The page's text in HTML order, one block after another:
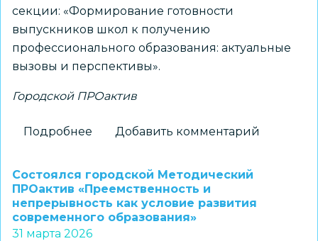
секции: «Формирование готовности
выпускников школ к получению
профессионального образования: актуальные
вызовы и перспективы».
Городской ПРОактив
Подробнее
СОШ
№
56
Добавить комментарий
Состоялся городской Методический
ПРОактив «Преемственность и
непрерывность как условие развития
современного образования»
31 марта 2026